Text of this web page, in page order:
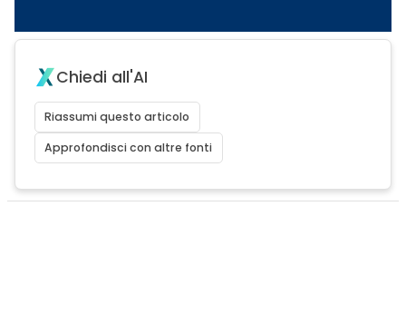
Chiedi all'AI
Riassumi questo articolo
Approfondisci con altre fonti